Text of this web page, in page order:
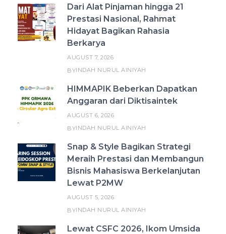
Dari Alat Pinjaman hingga 21
Prestasi Nasional, Rahmat
Hidayat Bagikan Rahasia
Berkarya
AUGUST 7, 2026
BYINDAH NURUL AINIYAH
HIMMAPIK Beberkan Dapatkan
Anggaran dari Diktisaintek
AUGUST 6, 2026
BYINDAH NURUL AINIYAH
Snap & Style Bagikan Strategi
Meraih Prestasi dan Membangun
Bisnis Mahasiswa Berkelanjutan
Lewat P2MW
AUGUST 5, 2026
BYINDAH NURUL AINIYAH
Lewat CSFC 2026, Ikom Umsida